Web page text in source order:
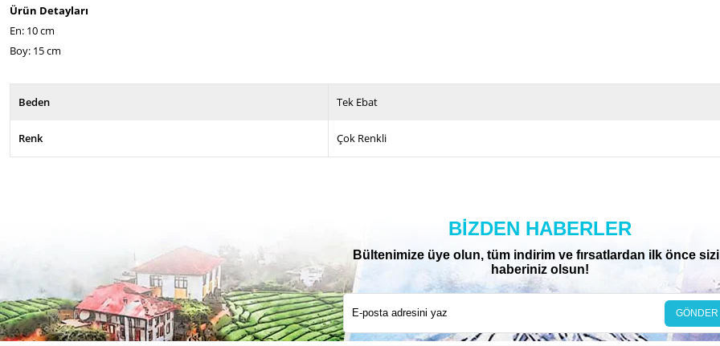
Ürün Detayları
En: 10 cm
Boy: 15 cm
Beden Tek Ebat
Renk Çok Renkli
BIZDEN HABERLER
Bültenimize üye olun, tüm indirim ve fırsatlardan ilk önce
haberiniz olsun!
GÖNDER